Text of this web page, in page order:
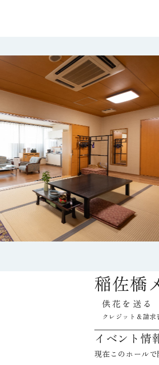
稲佐橋
供花を送る
クレジット＆請求
イベント情
現在このホールで